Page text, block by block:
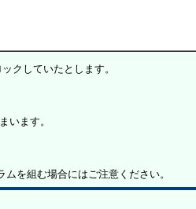
クしていたとします。
います。
を組む場合にはご注意ください。